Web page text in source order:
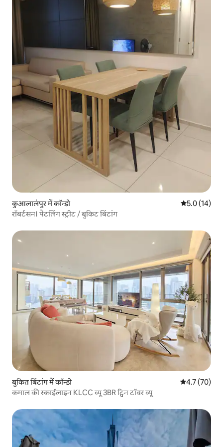
कुआलालंपुर में कॉन्डो औसत रेटिंग 5
5.0 (14)
रॉबर्टसन। पेटलिंग स्ट्रीट / बुकिट बिंटांग
बुकित बिंटांग में कॉन्डो औसत रेटिंग 5 में
4.7 (70)
कमाल की स्काईलाइन KLCC व्यू 3BR ट्विन टॉवर व्यू